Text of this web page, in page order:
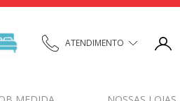
ATENDIMENTO